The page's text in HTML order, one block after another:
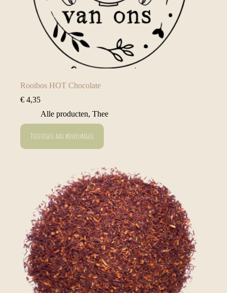
Rooibos HOT Chocolate
€ 4,35
Alle producten, Thee
Toevoegen aan winkelwagen